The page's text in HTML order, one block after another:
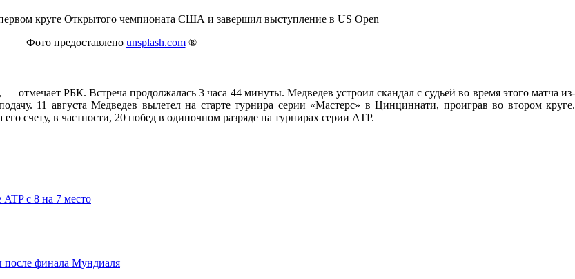
Фото предоставлено unsplash.com®
РБК. Встреча продолжалась 3 часа 44 минуты. Медведев устроил скандал с судьей во время этого матча из-
11 августа Медведев вылетел на старте турнира серии «Мастерс» в Цинциннати, проиграв во втором круге.
счету, в частности, 20 побед в одиночном разряде на турнирах серии АТР.